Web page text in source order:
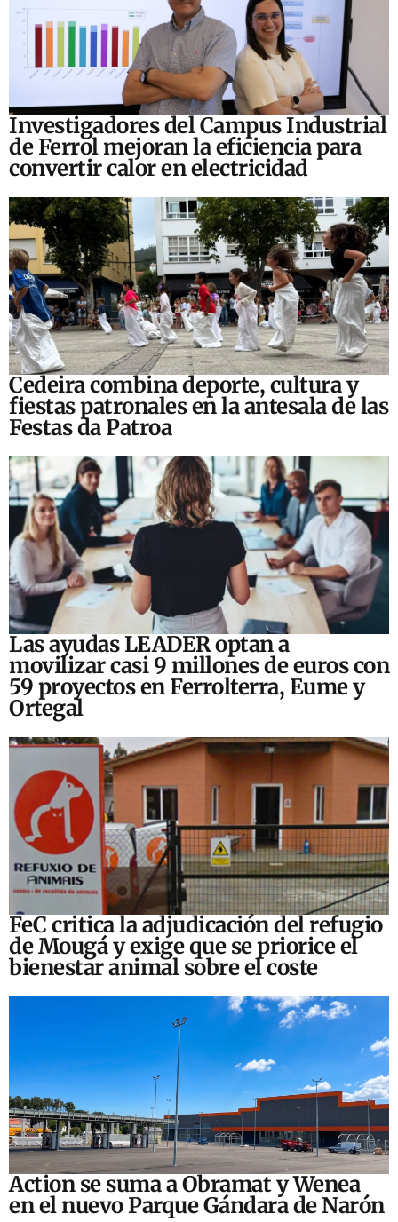
Investigadores del Campus Industrial
de Ferrol mejoran la eficiencia para
convertir calor en electricidad
Cedeira combina deporte, cultura y
fiestas patronales en la antesala de las
Festas da Patroa
Las ayudas LEADER optan a
movilizar casi 9 millones de euros con
59 proyectos en Ferrolterra, Eume y
Ortegal
FeC critica la adjudicación del refugio
de Mougá y exige que se priorice el
bienestar animal sobre el coste
Action se suma a Obramat y Wenea
en el nuevo Parque Gándara de Narón